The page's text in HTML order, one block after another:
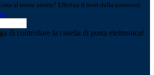
al nome utente? Effettua il reset della password
di controllare la casella di posta elettronica!